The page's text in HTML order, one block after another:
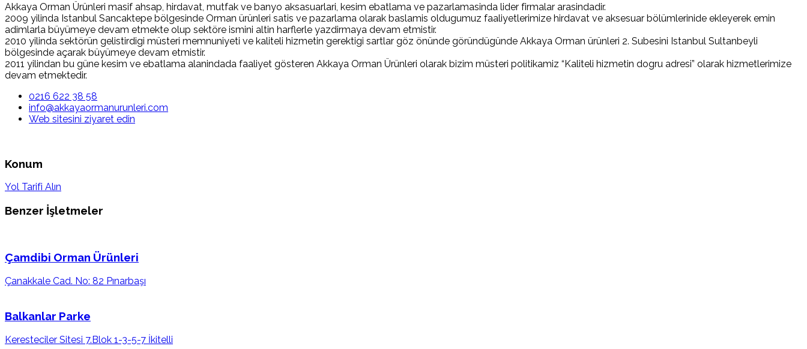
Akkaya Orman Ürünleri masif ahsap, hirdavat, mutfak ve banyo aksasuarlari, kesim ebatlama ve pazarlamasinda lider firmalar arasindadir.
2009 yilinda Istanbul Sancaktepe bölgesinde Orman ürünleri satis ve pazarlama olarak baslamis oldugumuz faaliyetlerimize hirdavat ve aksesuar bölümlerinide ekleyerek emin
adimlarla büyümeye devam etmekte olup sektöre ismini altin harflerle yazdirmaya devam etmistir.
2010 yilinda sektörün gelistirdigi müsteri memnuniyeti ve kaliteli hizmetin gerektigi sartlar göz önünde göründügünde Akkaya Orman ürünleri 2. Subesini Istanbul Sultanbeyli
bölgesinde açarak büyümeye devam etmistir.
2011 yilindan bu güne kesim ve ebatlama alanindada faaliyet gösteren Akkaya Orman Ürünleri olarak bizim müsteri politikamiz “Kaliteli hizmetin dogru adresi” olarak hizmetlerimize
devam etmektedir.
0216 622 38 58
info@akkayaormanurunleri.com
Web sitesini ziyaret edin
Konum
Yol Tarifi Alın
Benzer İşletmeler
Çamdibi Orman Ürünleri
Çanakkale Cad. No: 82 Pınarbaşı
Balkanlar Parke
Keresteciler Sitesi 7.Blok 1-3-5-7 İkitelli